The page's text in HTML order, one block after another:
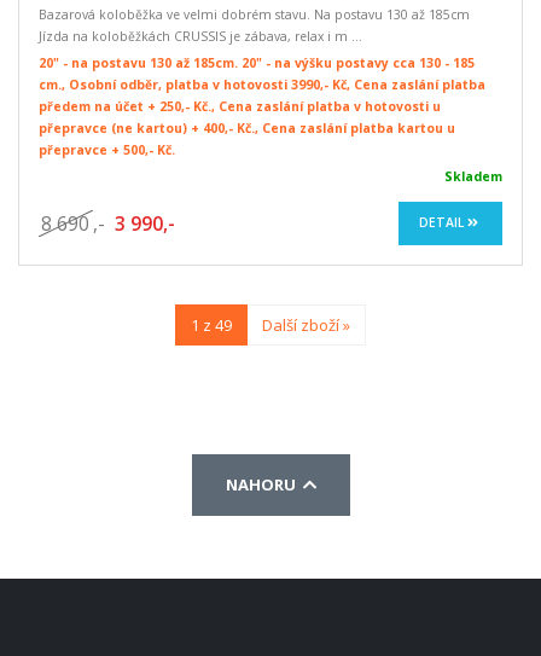
Bazarová koloběžka ve velmi dobrém stavu. Na postavu 130 až 185cm
Jízda na koloběžkách CRUSSIS je zábava, relax i m ...
20" - na postavu 130 až 185cm. 20" - na výšku postavy cca 130 - 185
cm., Osobní odběr, platba v hotovosti 3990,- Kč, Cena zaslání platba
předem na účet + 250,- Kč., Cena zaslání platba v hotovosti u
přepravce (ne kartou) + 400,- Kč., Cena zaslání platba kartou u
přepravce + 500,- Kč.
Skladem
8 690,- 3 990,- DETAIL
1 z 49 Další zboží »
NAHORU